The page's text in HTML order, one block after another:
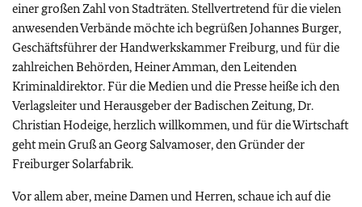
einer großen Zahl von Stadträten. Stellvertretend für die vielen
anwesenden Verbände möchte ich begrüßen Johannes Burger,
Geschäftsführer der Handwerkskammer Freiburg, und für die
zahlreichen Behörden, Heiner Amman, den Leitenden
Kriminaldirektor. Für die Medien und die Presse heiße ich den
Verlagsleiter und Herausgeber der Badischen Zeitung, Dr.
Christian Hodeige, herzlich willkommen, und für die Wirtschaft
geht mein Gruß an Georg Salvamoser, den Gründer der
Freiburger Solarfabrik.
Vor allem aber, meine Damen und Herren, schaue ich auf die